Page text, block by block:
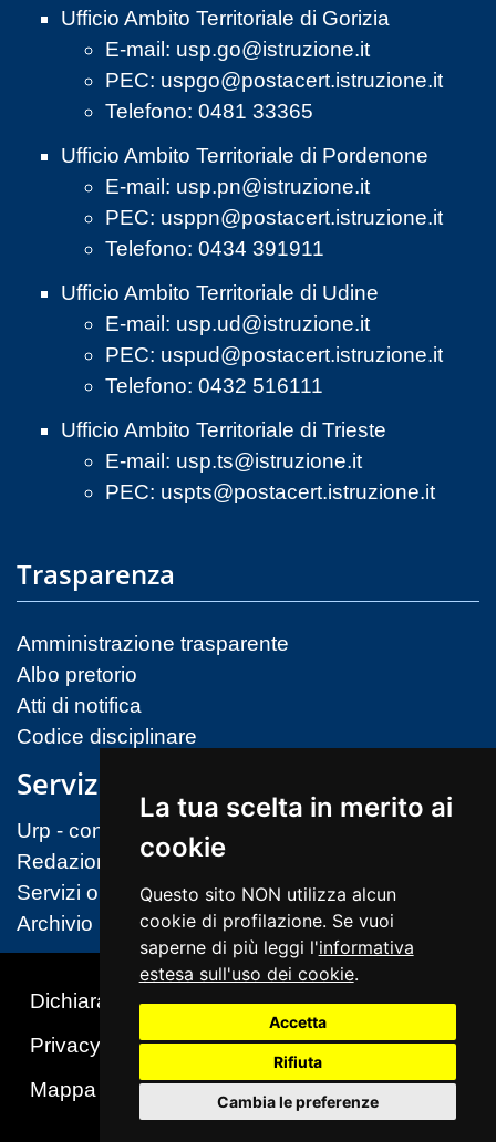
La tua scelta in merito ai
cookie
Questo sito NON utilizza alcun
cookie di profilazione. Se vuoi
saperne di più leggi l'informativa
estesa sull'uso dei cookie.
Accetta
Rifiuta
Cambia le preferenze
Ufficio Ambito Territoriale di Gorizia
E-mail: usp.go@istruzione.it
PEC: uspgo@postacert.istruzione.it
Telefono: 0481 33365
Ufficio Ambito Territoriale di Pordenone
E-mail: usp.pn@istruzione.it
PEC: usppn@postacert.istruzione.it
Telefono: 0434 391911
Ufficio Ambito Territoriale di Udine
E-mail: usp.ud@istruzione.it
PEC: uspud@postacert.istruzione.it
Telefono: 0432 516111
Ufficio Ambito Territoriale di Trieste
E-mail: usp.ts@istruzione.it
PEC: uspts@postacert.istruzione.it
Trasparenza
Amministrazione trasparente
Albo pretorio
Atti di notifica
Codice disciplinare
Servizi
Urp - contatti
Redazione sito
Servizi on-line (MIM)
Archivio
Dichiarazione di accessibilità
Privacy & Cookies Policy
Note legali
Mappa del sito
Cambio preferenze cookie